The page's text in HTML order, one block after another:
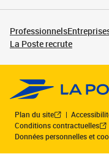
Professionnels
La Poste recrute
Plan du site
Conditions contractuelles
Données personnelles et